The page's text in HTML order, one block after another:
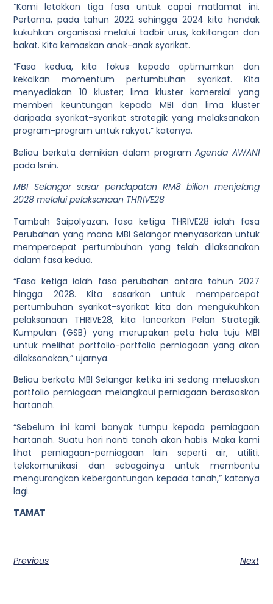
“Kami letakkan tiga fasa untuk capai matlamat ini.
Pertama, pada tahun 2022 sehingga 2024 kita hendak
kukuhkan organisasi melalui tadbir urus, kakitangan dan
bakat. Kita kemaskan anak-anak syarikat.
“Fasa kedua, kita fokus kepada optimumkan dan
kekalkan momentum pertumbuhan syarikat. Kita
menyediakan 10 kluster; lima kluster komersial yang
memberi keuntungan kepada MBI dan lima kluster
daripada syarikat-syarikat strategik yang melaksanakan
program-program untuk rakyat,” katanya.
Beliau berkata demikian dalam programAgenda AWANI
pada Isnin.
MBI Selangor sasar pendapatan RM8 bilion menjelang
2028 melalui pelaksanaan THRIVE28
Tambah Saipolyazan, fasa ketiga THRIVE28 ialah fasa
Perubahan yang mana MBI Selangor menyasarkan untuk
mempercepat pertumbuhan yang telah dilaksanakan
dalam fasa kedua.
“Fasa ketiga ialah fasa perubahan antara tahun 2027
hingga 2028. Kita sasarkan untuk mempercepat
pertumbuhan syarikat-syarikat kita dan mengukuhkan
pelaksanaan THRIVE28, kita lancarkan Pelan Strategik
Kumpulan (GSB) yang merupakan peta hala tuju MBI
untuk melihat portfolio-portfolio perniagaan yang akan
dilaksanakan,” ujarnya.
Beliau berkata MBI Selangor ketika ini sedang meluaskan
portfolio perniagaan melangkaui perniagaan berasaskan
hartanah.
“Sebelum ini kami banyak tumpu kepada perniagaan
hartanah. Suatu hari nanti tanah akan habis. Maka kami
lihat perniagaan-perniagaan lain seperti air, utiliti,
telekomunikasi dan sebagainya untuk membantu
mengurangkan kebergantungan kepada tanah,” katanya
lagi.
TAMAT
Previous Next